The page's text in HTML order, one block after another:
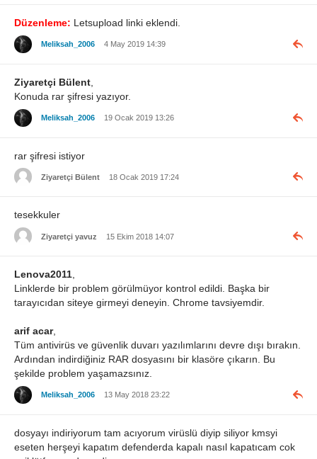
Düzenleme: Letsupload linki eklendi.
Meliksah_2006 4 May 2019 14:39
Ziyaretçi Bülent
Konuda rar şifresi yazıyor.
Meliksah_2006 19 Ocak 2019 13:26
rar şifresi istiyor
Ziyaretçi Bülent 18 Ocak 2019 17:24
tesekkuler
Ziyaretçi yavuz 15 Ekim 2018 14:07
Lenova2011
Linklerde bir problem görülmüyor kontrol edildi. Başka bir
tarayıcıdan siteye girmeyi deneyin. Chrome tavsiyemdir.
arif acar,
Tüm antivirüs ve güvenlik duvarı yazılımlarını devre dışı bırakın.
Ardından indirdiğiniz RAR dosyasını bir klasöre çıkarın. Bu
şekilde problem yaşamazsınız.
Meliksah_2006 13 May 2018 23:22
dosyayı indiriyorum tam acıyorum virüslü diyip siliyor kmsyi
eseten herşeyi kapatım defenderda kapalı nasıl kapatıcam cok